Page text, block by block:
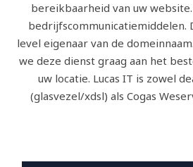
bereikbaarheid van uw
bedrijfscommunicatiemiddelen.
level eigenaar van de
we deze dienst graag aan het
uw locatie. Lucas IT is zowel
(glasvezel/xdsl) als Cogas